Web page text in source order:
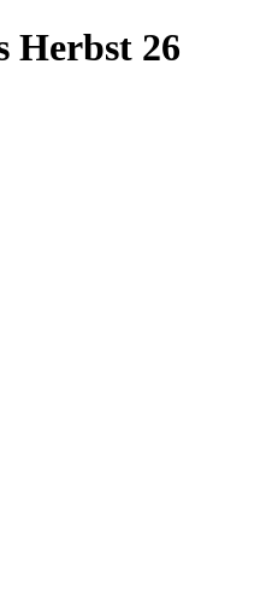
Herbst 26